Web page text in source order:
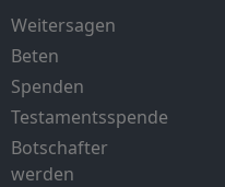
Weitersagen
Beten
Spenden
Testamentsspende
Botschafter
werden